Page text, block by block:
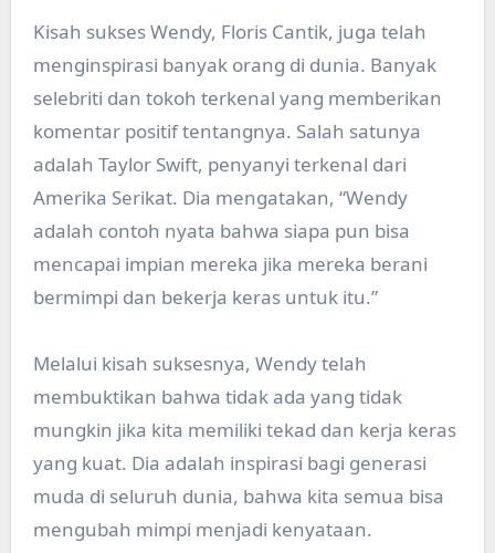
Kisah sukses Wendy, Floris Cantik, juga telah
menginspirasi banyak orang di dunia. Banyak
selebriti dan tokoh terkenal yang memberikan
komentar positif tentangnya. Salah satunya
adalah Taylor Swift, penyanyi terkenal dari
Amerika Serikat. Dia mengatakan, “Wendy
adalah contoh nyata bahwa siapa pun bisa
mencapai impian mereka jika mereka berani
bermimpi dan bekerja keras untuk itu.”
Melalui kisah suksesnya, Wendy telah
membuktikan bahwa tidak ada yang tidak
mungkin jika kita memiliki tekad dan kerja keras
yang kuat. Dia adalah inspirasi bagi generasi
muda di seluruh dunia, bahwa kita semua bisa
mengubah mimpi menjadi kenyataan.